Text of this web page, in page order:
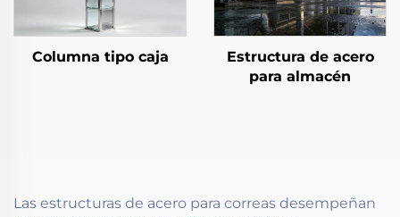
Columna tipo caja
Estructura de acero
para almacén
Las estructuras de acero para correas desempeñan